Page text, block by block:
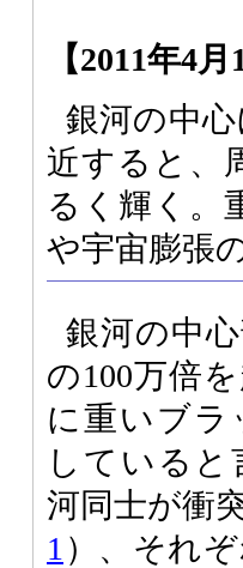
【2011年4月
銀河の中
近すると、
るく輝く。
や宇宙膨張
銀河の中
の100万倍
に重いブラ
していると
河同士が衝
1 ）、それ